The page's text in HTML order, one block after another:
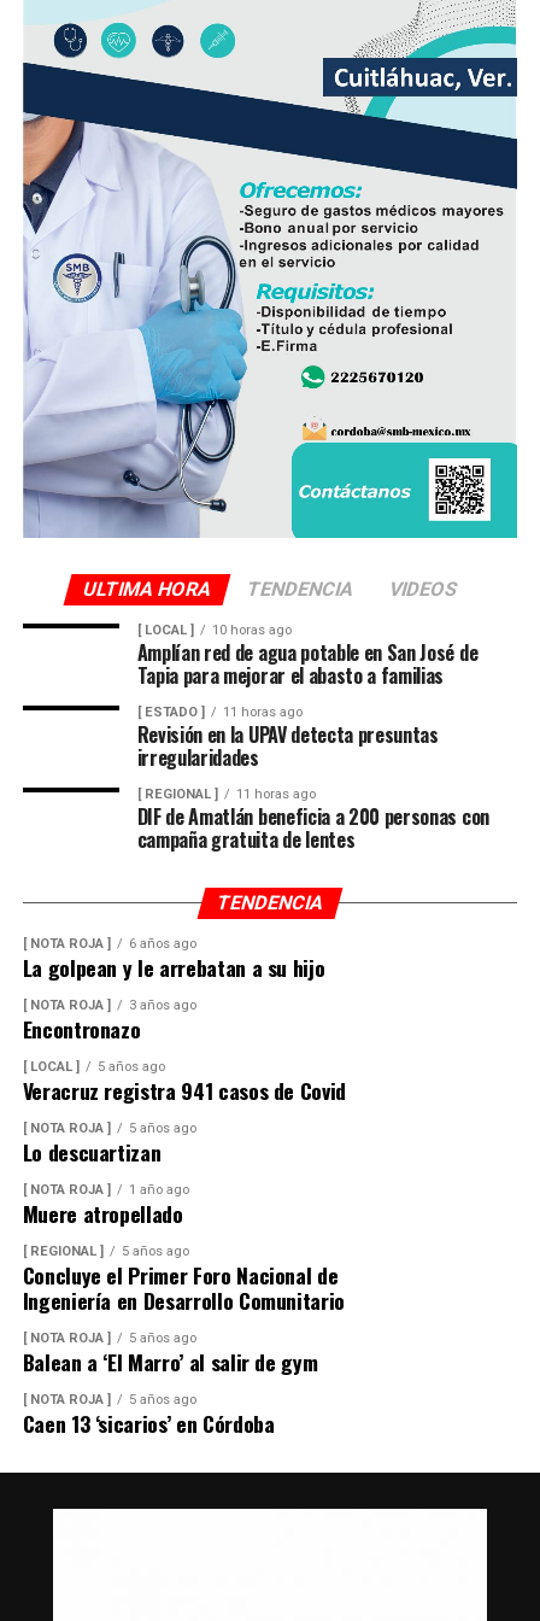
consideró que su ejecución mejorará las condiciones de
movilidad y seguridad para quienes diariamente utilizan
esta vialidad.
A la inauguración asistieron integrantes del Cabildo,
funcionarios municipales, representantes del comité de
obra y habitantes de la comunidad, quienes recorrieron
el tramo rehabilitado.
Con esta obra, el Ayuntamiento dio inicio formal al
programa de infraestructura de la presente
administración, con el objetivo de mejorar las vialidades
y fortalecer los servicios en distintos sectores del
municipio.
ULTIMA HORA TENDENCIA VIDEOS
[ LOCAL ] 10 horas ago
Amplían red de agua potable en San José de
Tapia para mejorar el abasto a familias
[ ESTADO ] 11 horas ago
Revisión en la UPAV detecta presuntas
irregularidades
[ REGIONAL ] 11 horas ago
DIF de Amatlán beneficia a 200 personas con
campaña gratuita de lentes
TENDENCIA
[ NOTA ROJA ] 6 años ago
La golpean y le arrebatan a su hijo
[ NOTA ROJA ] 3 años ago
Encontronazo
[ LOCAL ] 5 años ago
Veracruz registra 941 casos de Covid
[ NOTA ROJA ] 5 años ago
Lo descuartizan
[ NOTA ROJA ] 1 año ago
Muere atropellado
[ REGIONAL ] 5 años ago
Concluye el Primer Foro Nacional de
Ingeniería en Desarrollo Comunitario
[ NOTA ROJA ] 5 años ago
Balean a ‘El Marro’ al salir de gym
[ NOTA ROJA ] 5 años ago
Caen 13 ‘sicarios’ en Córdoba